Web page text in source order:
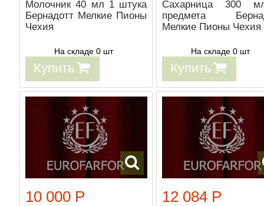
Молочник 40 мл 1 штука
Бернадотт Мелкие Пионы
Чехия
На складе 0 шт
Купить
Сахарница 300
предмета
Мелкие Пионы Чехия
На складе 0 шт
Купить
10 000 Р 12 084 Р